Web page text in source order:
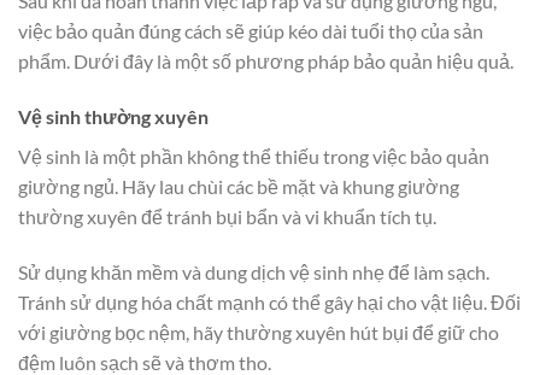
việc bảo quản đúng cách sẽ giúp kéo dài tuổi thọ của sản
phẩm. Dưới đây là một số phương pháp bảo quản hiệu quả.
Vệ sinh thường xuyên
Vệ sinh là một phần không thể thiếu trong việc bảo quản
giường ngủ. Hãy lau chùi các bề mặt và khung giường
thường xuyên để tránh bụi bẩn và vi khuẩn tích tụ.
Sử dụng khăn mềm và dung dịch vệ sinh nhẹ để làm sạch.
Tránh sử dụng hóa chất mạnh có thể gây hại cho vật liệu. Đối
với giường bọc nệm, hãy thường xuyên hút bụi để giữ cho
đệm luôn sạch sẽ và thơm tho.